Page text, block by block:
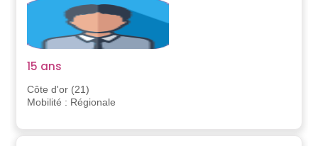
15 ans
Côte d'or (21)
Mobilité : Régionale